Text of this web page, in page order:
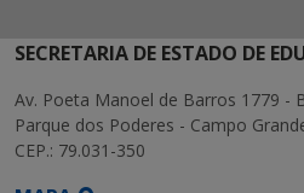
SECRETARIA DE ESTADO DE
Av. Poeta Manoel de Barros 1779 -
Parque dos Poderes - Campo
CEP.: 79.031-350